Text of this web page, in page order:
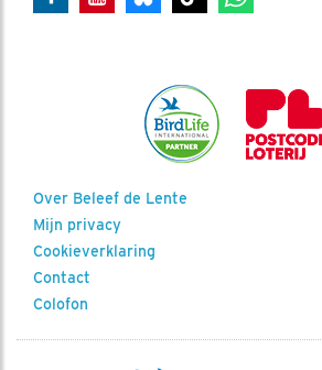
Over Beleef de Lente
Mijn privacy
Cookieverklaring
Contact
Colofon